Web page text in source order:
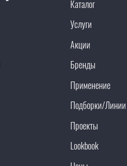
Каталог
Услуги
Акции
Бренды
Применение
Подборки/Линии
Проекты
Lookbook